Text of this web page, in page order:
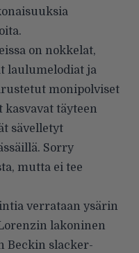
on nokkelat,
laulumelodiat ja
monipolviset
täyteen
sävelletyt
Sorry
mutta ei tee
verrataan ysärin
lakoninen
Beckin slacker-